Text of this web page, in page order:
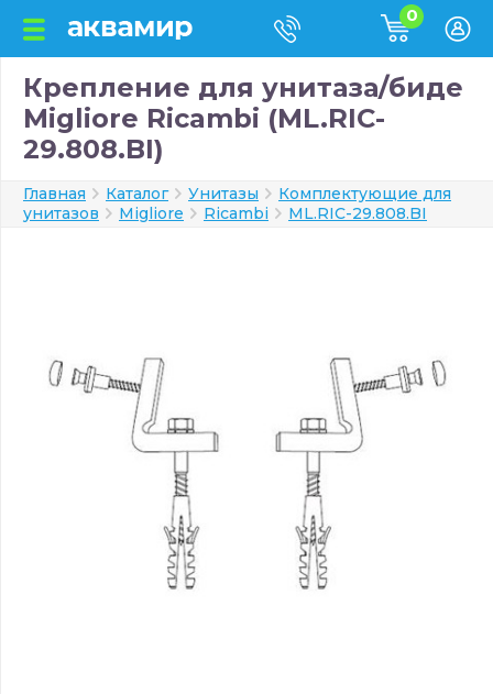
0
Крепление для унитаза/биде
Migliore Ricambi (ML.RIC-
29.808.BI)
Главная Каталог Унитазы
Комплектующие для
унитазов
Migliore Ricambi ML.RIC-29.808.BI